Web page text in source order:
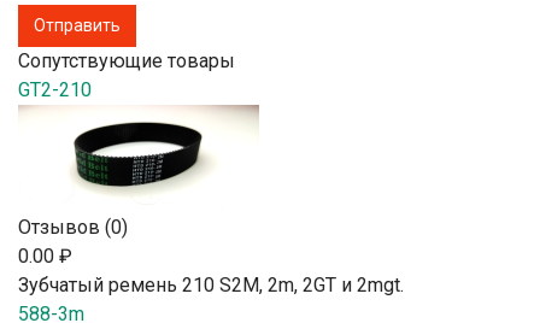
Сопутствующие товары
GT2-210
Отзывов (0)
0.00 ₽
Зубчатый ремень 210 S2М, 2m, 2GT и 2mgt.
588-3m